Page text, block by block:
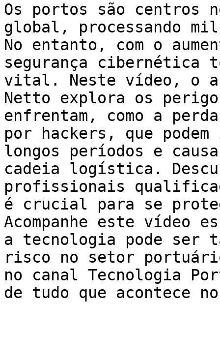
Os portos são centros
global, processando
No entanto, com o
segurança cibernética
vital. Neste vídeo, o
Netto explora os
enfrentam, como a
por hackers, que
longos períodos e
cadeia logística.
profissionais
é crucial para se
Acompanhe este vídeo
a tecnologia pode ser
risco no setor
no canal Tecnologia
de tudo que acontece